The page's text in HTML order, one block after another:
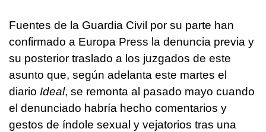
Fuentes de la Guardia Civil por su parte han
confirmado a Europa Press la denuncia previa y
su posterior traslado a los juzgados de este
asunto que, según adelanta este martes el
diario Ideal, se remonta al pasado mayo cuando
el denunciado habría hecho comentarios y
gestos de índole sexual y vejatorios tras una